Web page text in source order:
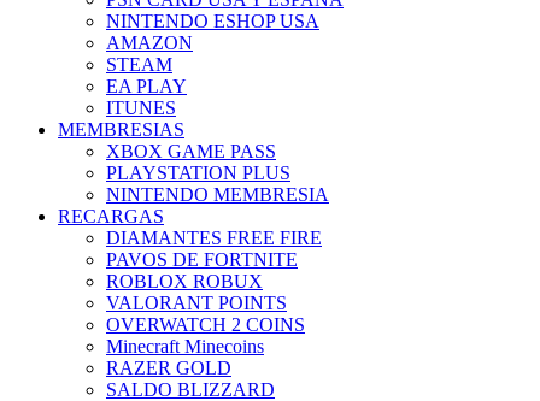
NINTENDO ESHOP USA
AMAZON
STEAM
EA PLAY
ITUNES
MEMBRESIAS
XBOX GAME PASS
PLAYSTATION PLUS
NINTENDO MEMBRESIA
RECARGAS
DIAMANTES FREE FIRE
PAVOS DE FORTNITE
ROBLOX ROBUX
VALORANT POINTS
OVERWATCH 2 COINS
Minecraft Minecoins
RAZER GOLD
SALDO BLIZZARD